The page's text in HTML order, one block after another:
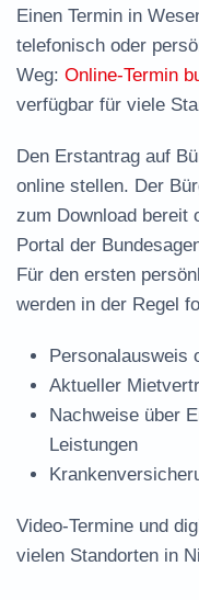
Einen Termin in
telefonisch oder
Weg: Online-Termin
verfügbar für viele
Den Erstantrag auf
online stellen. Der
zum Download bereit
Portal der
Für den ersten
werden in der Regel
Personalausweis
Aktueller
Nachweise über
Leistungen
Video-Termine und
vielen Standorten in